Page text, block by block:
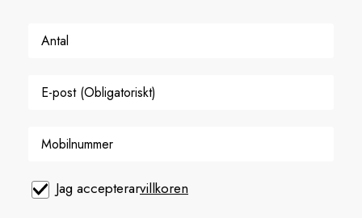
Jag accepterarvillkoren